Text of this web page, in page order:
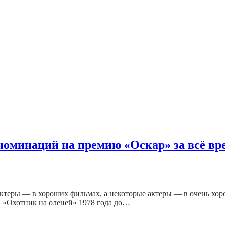
на премию «Оскар» за всё
— в хороших фильмах, а некоторые актеры — в очень
на оленей» 1978 года до…